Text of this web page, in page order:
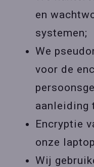
en
systemen;
We
voor de
aanleiding
Encryptie
onze
Wij